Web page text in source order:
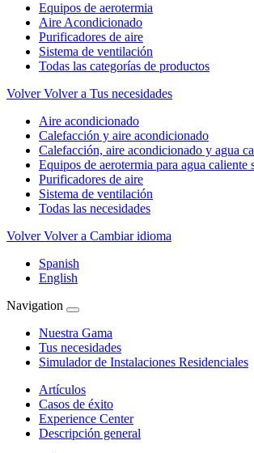
Equipos de aerotermia
Aire Acondicionado
Purificadores de aire
Sistema de ventilación
Todas las categorías de productos
Volver Volver a Tus necesidades
Aire acondicionado
Calefacción y aire acondicionado
Calefacción, aire acondicionado y agua
Equipos de aerotermia para agua caliente
Purificadores de aire
Sistema de ventilación
Todas las necesidades
Volver Volver a Cambiar idioma
Spanish
English
Navigation
Nuestra Gama
Tus necesidades
Simulador de Instalaciones Residenciales
Artículos
Casos de éxito
Experience Center
Descripción general